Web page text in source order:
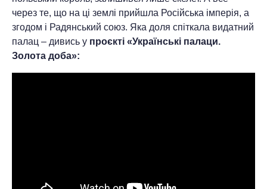
через те, що на ці землі прийшла Російська імперія, а
згодом і Радянський союз. Яка доля спіткала видатний
палац – дивись у проєкті «Українські палаци.
Золота доба»: